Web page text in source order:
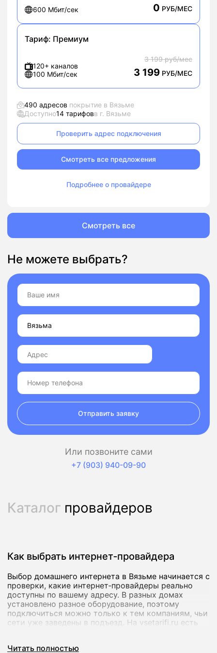
600 Мбит/сек 0 РУБ/МЕС
Тариф: Премиум
120+ каналов
100 Мбит/сек
3 199 руб/мес
3 199 РУБ/МЕС
490 адресов покрытие в Вязьме
Доступно14 тарифовв г. Вязьме
Проверить адрес подключения
Смотреть все предложения
Подробнее о провайдере
Смотреть все
Не можете выбрать?
Отправить заявку
Или позвоните сами
+7 (903) 940-09-90
Каталог провайдеров
Как выбрать интернет‑провайдера
Выбор домашнего интернета в Вязьме начинается с
проверки, какие интернет‑провайдеры реально
доступны по вашему адресу. В разных домах
установлено разное оборудование, поэтому
подключиться можно только к тем компаниям, чьи
сети уже заведены в подъезд. На vsetarifi.ru есть
мгновенно увидеть список провайдеров и тарифов,
Читать полностью